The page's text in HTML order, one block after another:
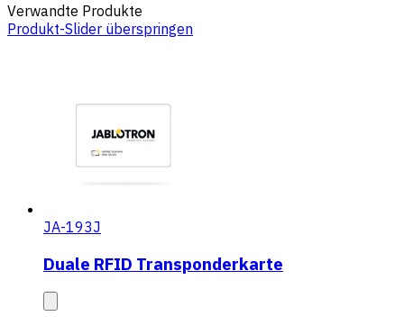
Verwandte Produkte
Produkt-Slider überspringen
JA-193J
Duale RFID Transponderkarte